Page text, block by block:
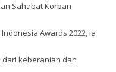
Sahabat Korban
Awards 2022, ia
keberanian dan